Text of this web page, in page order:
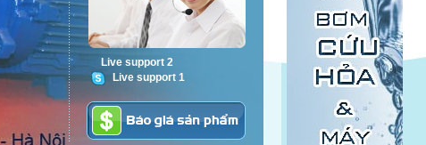
Live support 2
Live support 1